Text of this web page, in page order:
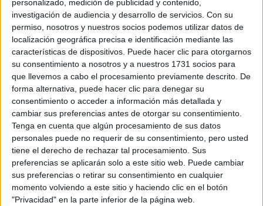
personalizado, medición de publicidad y contenido,
investigación de audiencia y desarrollo de servicios. Con su
permiso, nosotros y nuestros socios podemos utilizar datos de
localización geográfica precisa e identificación mediante las
características de dispositivos. Puede hacer clic para otorgarnos
su consentimiento a nosotros y a nuestros 1731 socios para
que llevemos a cabo el procesamiento previamente descrito. De
forma alternativa, puede hacer clic para denegar su
consentimiento o acceder a información más detallada y
cambiar sus preferencias antes de otorgar su consentimiento.
Tenga en cuenta que algún procesamiento de sus datos
personales puede no requerir de su consentimiento, pero usted
tiene el derecho de rechazar tal procesamiento. Sus
preferencias se aplicarán solo a este sitio web. Puede cambiar
sus preferencias o retirar su consentimiento en cualquier
momento volviendo a este sitio y haciendo clic en el botón
"Privacidad" en la parte inferior de la página web.
HACE UNA
DIFERENCIA"
Imaginar el futuro es el hilo conductor de nuestra
edición. Nos propusimos abrir una ventana para soñar y
para saber cómo será lo que viene en moda, belleza y
lifestyle. Nuestra protagonista de tapa esChiara
Parravicini, una cantante y actriz talentosísima, que
desde su confinamiento lanzó su primer tema en
castellano y ¡hasta filmó un video clip! Y, por supuesto,
porque el compromiso está en elADN de Marie Claire
investigamos acerca de la cantidad de feminicidios que